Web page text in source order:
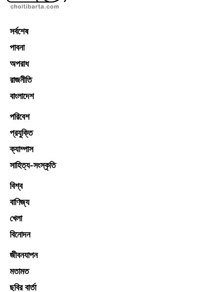
সর্বশেষ
পাবনা
অপরাধ
রাজনীতি
বাংলাদেশ
পরিবেশ
প্রযুক্তি
ক্যাম্পাস
সাহিত্য-সংস্কৃতি
বিশ্ব
বাণিজ্য
খেলা
বিনোদন
জীবনযাপন
মতামত
ছবির বার্তা